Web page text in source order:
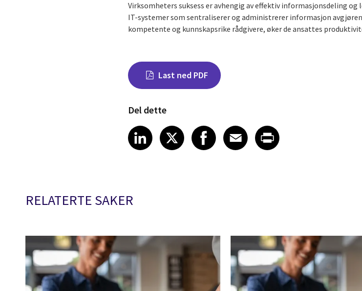
Virksomheters suksess er avhengig av effektiv informasjonsdeling
IT-systemer som sentraliserer og administrerer informasjon
kompetente og kunnskapsrike rådgivere, øker de ansattes
Last ned PDF
Del dette
Share on LinkedIn
LinkedIn
Share on X
XShare on Facebook
Facebook
Share on Email
Email
Share on Print
RELATERTE SAKER